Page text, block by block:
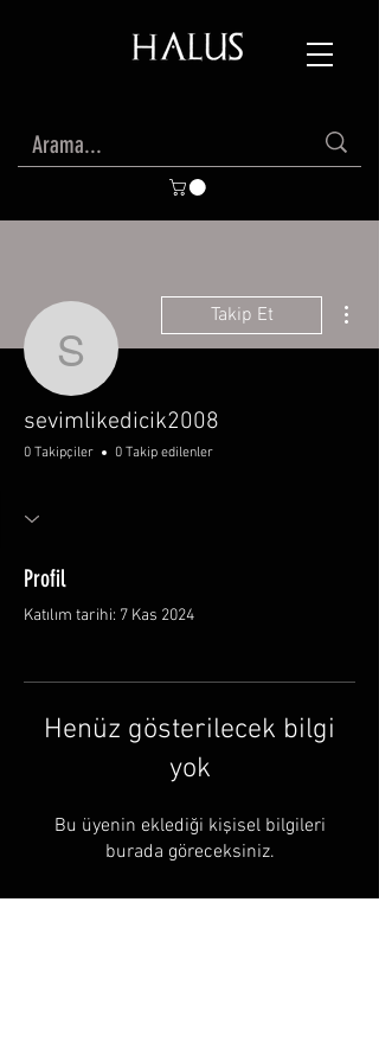
Takip Et
sevimlikedicik2008
0 Takipçiler 0 Takip edilenler
Profil
Katılım tarihi: 7 Kas 2024
Henüz gösterilecek bilgi
yok
Bu üyenin eklediği kişisel bilgileri
burada göreceksiniz.